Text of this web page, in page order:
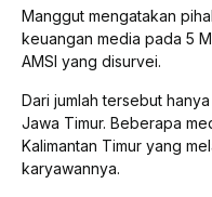
Manggut mengatakan
keuangan media pada 5
AMSI yang disurvei.
Dari jumlah tersebut
Jawa Timur. Beberapa
Kalimantan Timur yang
karyawannya.